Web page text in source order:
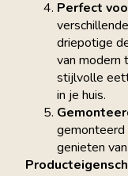
Perfect
driepotige
van modern
stijlvolle
in je huis.
genieten